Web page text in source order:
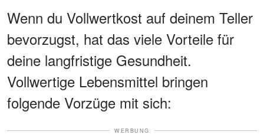
Wenn du Vollwertkost auf deinem Teller
bevorzugst, hat das viele Vorteile für
deine langfristige Gesundheit.
Vollwertige Lebensmittel bringen
folgende Vorzüge mit sich:
WERBUNG